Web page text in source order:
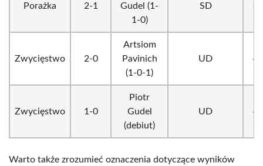
Porażka 2-1
Gudel (1-
1-0)
SD 6
Zwycięstwo 2-0
Artsiom
Pavinich
(1-0-1)
UD 4
Zwycięstwo 1-0
Piotr
Gudel
(debiut)
UD 4
Warto także zrozumieć oznaczenia dotyczące wyników